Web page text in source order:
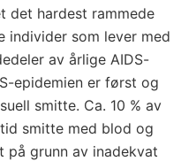
det hardest rammede
individer som lever med
av årlige AIDS-
epidemien er først og
smitte. Ca. 10 % av
smitte med blod og
på grunn av inadekvat